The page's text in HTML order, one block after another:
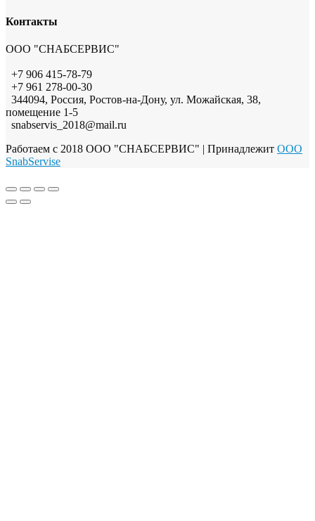
Контакты
ООО "СНАБСЕРВИС"
+7 906 415-78-79
+7 961 278-00-30
344094, Россия, Ростов-на-Дону, ул. Можайская, 38,
помещение 1-5
snabservis_2018@mail.ru
Работаем с 2018 ООО "СНАБСЕРВИС" | Принадлежит OOO
SnabServise